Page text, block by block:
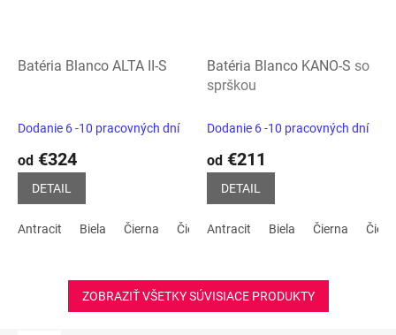
Batéria Blanco ALTA II-S
Dodanie 6 -10 pracovných dní
od €324
DETAIL
Antracit Biela Čierna Čierna matná Kávová Tartufo
Batéria Blanco KANO-S so
sprškou
Dodanie 6 -10 pracovných dní
od €211
DETAIL
Antracit Biela Čierna
ZOBRAZIŤ VŠETKY SÚVISIACE PRODUKTY